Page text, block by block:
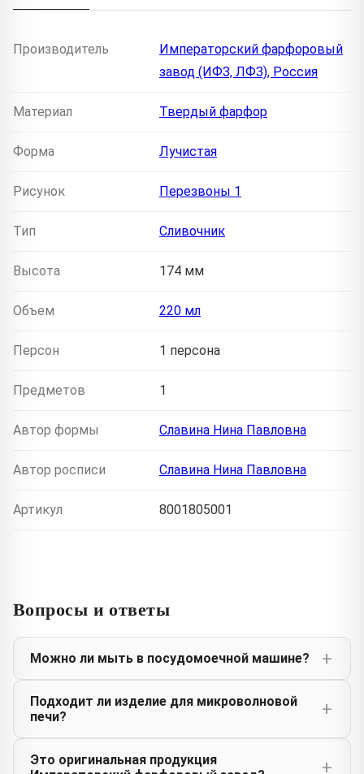
Производитель
Императорский фарфоровый
завод (ИФЗ, ЛФЗ), Россия
Материал Твердый фарфор
Форма Лучистая
Рисунок Перезвоны 1
Тип Сливочник
Высота 174 мм
Объем 220 мл
Персон 1 персона
Предметов 1
Автор формы Славина Нина Павловна
Автор росписи Славина Нина Павловна
Артикул 8001805001
Вопросы и ответы
Можно ли мыть в посудомоечной машине?
Подходит ли изделие для микроволновой
печи?
Это оригинальная продукция